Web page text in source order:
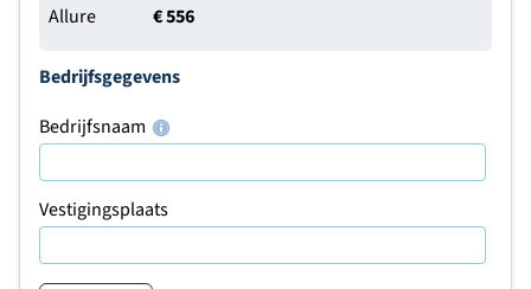
€ 556
Bedrijfsgegevens
Bedrijfsnaam
Vestigingsplaats